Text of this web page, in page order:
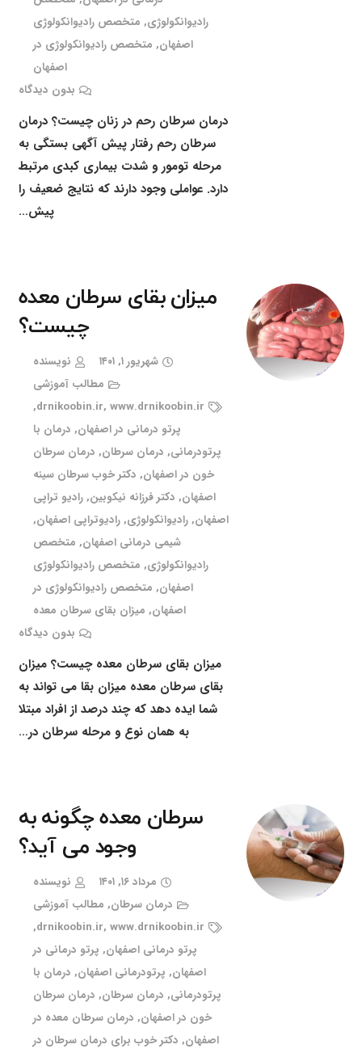
رادیوانکولوژی, متخصص رادیوانکولوژی
اصفهان, متخصص رادیوانکولوژی در
اصفهان
بدون دیدگاه
درمان سرطان رحم در زنان چیست؟ درمان
سرطان رحم رفتار پیش آگهی بستگی به
مرحله تومور و شدت بیماری کبدی مرتبط
دارد. عواملی وجود دارند که نتایج ضعیف را
پیش…
میزان بقای سرطان معده
چیست؟
شهریور ۱, ۱۴۰۱
نویسنده
مطالب آموزشی
drnikoobin.ir, www.drnikoobin.ir
,
پرتو درمانی در اصفهان, درمان با
پرتودرمانی, درمان سرطان, درمان سرطان
خون در اصفهان, دکتر خوب سرطان سینه
اصفهان, دکتر فرزانه نیکوبین,رادیو تراپی
اصفهان,رادیوانکولوژی,رادیوتراپی اصفهان,
شیمی درمانی اصفهان, متخصص
رادیوانکولوژی, متخصص رادیوانکولوژی
اصفهان, متخصص رادیوانکولوژی در
اصفهان, میزان بقای سرطان معده
بدون دیدگاه
میزان بقای سرطان معده چیست؟ میزان
بقای سرطان معده میزان بقا می تواند به
شما ایده دهد که چند درصد از افراد مبتلا
به همان نوع و مرحله سرطان در…
سرطان معده چگونه به
وجود می آید؟
مرداد ۱۶, ۱۴۰۱
نویسنده
درمان سرطان, مطالب آموزشی
drnikoobin.ir, www.drnikoobin.ir
,
پرتو درمانی اصفهان, پرتو درمانی در
اصفهان, پرتودرمانی اصفهان, درمان با
پرتودرمانی, درمان سرطان, درمان سرطان
خون در اصفهان, درمان سرطان معده در
اصفهان, دکتر خوب برای درمان سرطان در